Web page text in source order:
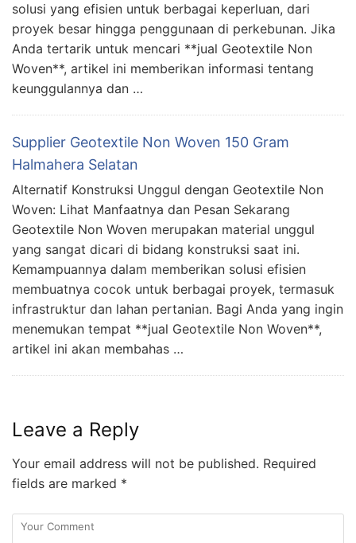
solusi yang efisien untuk berbagai keperluan, dari
proyek besar hingga penggunaan di perkebunan. Jika
Anda tertarik untuk mencari **jual Geotextile Non
Woven**, artikel ini memberikan informasi tentang
keunggulannya dan …
Supplier Geotextile Non Woven 150 Gram
Halmahera Selatan
Alternatif Konstruksi Unggul dengan Geotextile Non
Woven: Lihat Manfaatnya dan Pesan Sekarang
Geotextile Non Woven merupakan material unggul
yang sangat dicari di bidang konstruksi saat ini.
Kemampuannya dalam memberikan solusi efisien
membuatnya cocok untuk berbagai proyek, termasuk
infrastruktur dan lahan pertanian. Bagi Anda yang ingin
menemukan tempat **jual Geotextile Non Woven**,
artikel ini akan membahas …
Leave a Reply
Your email address will not be published. Required
fields are marked *